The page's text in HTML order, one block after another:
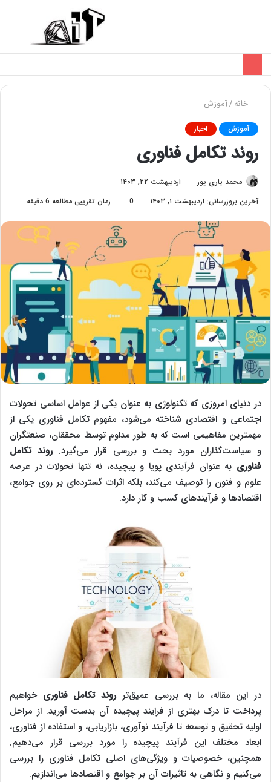
خانه/آموزش
آموزش اخبار
روند تکامل فناوری
محمد یاری پور
اردیبهشت ۲۲, ۱۴۰۳
آخرین بروزرسانی: اردیبهشت ۱, ۱۴۰۳
0 زمان تقریبی مطالعه 6 دقیقه
در دنیای امروزی که تکنولوژی به عنوان یکی از عوامل اساسی تحولات
اجتماعی و اقتصادی شناخته می‌شود، مفهوم تکامل فناوری یکی از
مهمترین مفاهیمی است که به طور مداوم توسط محققان، صنعتگران
و سیاست‌گذاران مورد بحث و بررسی قرار می‌گیرد.روند تکامل
فناوری به عنوان فرآیندی پویا و پیچیده، نه تنها تحولات در عرصه
علوم و فنون را توصیف می‌کند، بلکه اثرات گسترده‌ای بر روی جوامع،
اقتصادها و فرآیندهای کسب و کار دارد.
در این مقاله، ما به بررسی عمیق‌ترروند تکامل فناوری خواهیم
پرداخت تا درک بهتری از فرایند پیچیده آن بدست آورید. از مراحل
اولیه تحقیق و توسعه تا فرآیند نوآوری، بازاریابی، و استفاده از فناوری،
ابعاد مختلف این فرآیند پیچیده را مورد بررسی قرار می‌دهیم.
همچنین، خصوصیات و ویژگی‌های اصلی تکامل فناوری را بررسی
می‌کنیم و نگاهی به تاثیرات آن بر جوامع و اقتصادها می‌اندازیم.